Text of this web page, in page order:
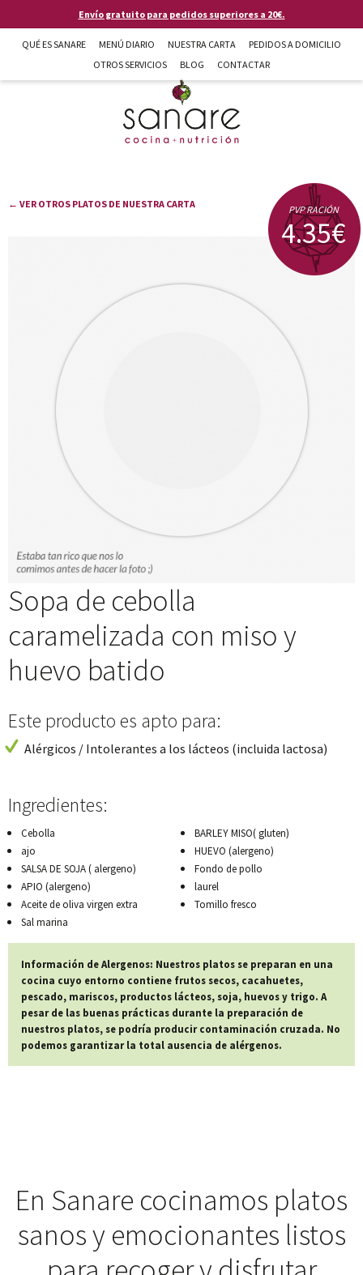
Pasar al contenido principalEnvío gratuito para pedidos superiores a 20€.
QUÉ ES SANARE MENÚ DIARIO NUESTRA CARTA
PEDIDOS A DOMICILIO
OTROS SERVICIOS
BLOG CONTACTAR
Sanare cocina + nutrición en Almería
← VER OTROS PLATOS DE NUESTRA CARTA
Sopa de cebolla
caramelizada con miso y
huevo batido
Este producto es apto para:
Alérgicos / Intolerantes a los lácteos (incluida lactosa)
Ingredientes:
Cebolla
ajo
SALSA DE SOJA ( alergeno)
APIO (alergeno)
Aceite de oliva virgen extra
Sal marina
BARLEY MISO( gluten)
HUEVO (alergeno)
Fondo de pollo
laurel
Tomillo fresco
Información de Alergenos: Nuestros platos se preparan en una
cocina cuyo entorno contiene frutos secos, cacahuetes,
pescado, mariscos, productos lácteos, soja, huevos y trigo. A
pesar de las buenas prácticas durante la preparación de
nuestros platos, se podría producir contaminación cruzada. No
podemos garantizar la total ausencia de alérgenos.
PVP RACIÓN
4.35€
En Sanare cocinamos platos
sanos y emocionantes listos